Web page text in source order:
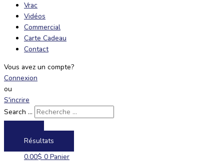
Vrac
Vidéos
Commercial
Carte Cadeau
Contact
Vous avez un compte?
Connexion
ou
S'incrire
Search ...
Résultats
0.00$ 0 Panier